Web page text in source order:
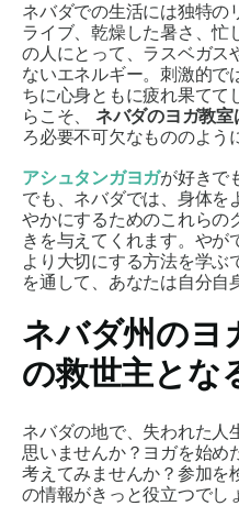
ネバダでの生活には独特の
ライブ、乾燥した暑さ、忙
の人にとって、ラスベガス
ないエネルギー。刺激的で
ちに心身ともに疲れ果てて
らこそ、 ネバダのヨガ教
ろ必要不可欠なもののよう
アシュタンガヨガが好きで
でも、ネバダでは、身体を
やかにするためのこれらの
きを与えてくれます。やが
より大切にする方法を学ぶ
を通して、あなたは自分自
ネバダ州のヨ
の救世主とな
ネバダの地で、失われた人
思いませんか？ヨガを始め
考えてみませんか？参加を
の情報がきっと役立つでし